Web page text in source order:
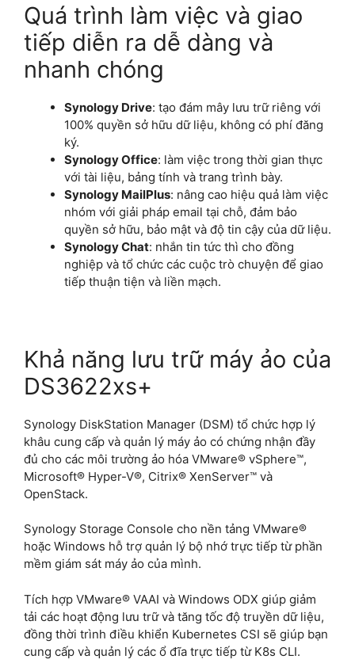
Quá trình làm việc và giao
tiếp diễn ra dễ dàng và
nhanh chóng
Synology Drive: tạo đám mây lưu trữ riêng với
100% quyền sở hữu dữ liệu, không có phí đăng
ký.
Synology Office: làm việc trong thời gian thực
với tài liệu, bảng tính và trang trình bày.
Synology MailPlus: nâng cao hiệu quả làm việc
nhóm với giải pháp email tại chỗ, đảm bảo
quyền sở hữu, bảo mật và độ tin cậy của dữ liệu.
Synology Chat: nhắn tin tức thì cho đồng
nghiệp và tổ chức các cuộc trò chuyện để giao
tiếp thuận tiện và liền mạch.
Khả năng lưu trữ máy ảo của
DS3622xs+
Synology DiskStation Manager (DSM) tổ chức hợp lý
khâu cung cấp và quản lý máy ảo có chứng nhận đầy
đủ cho các môi trường ảo hóa VMware® vSphere™,
Microsoft® Hyper-V®, Citrix® XenServer™ và
OpenStack.
Synology Storage Console cho nền tảng VMware®
hoặc Windows hỗ trợ quản lý bộ nhớ trực tiếp từ phần
mềm giám sát máy ảo của mình.
Tích hợp VMware® VAAI và Windows ODX giúp giảm
tải các hoạt động lưu trữ và tăng tốc độ truyền dữ liệu,
đồng thời trình điều khiển Kubernetes CSI sẽ giúp bạn
cung cấp và quản lý các ổ đĩa trực tiếp từ K8s CLI.